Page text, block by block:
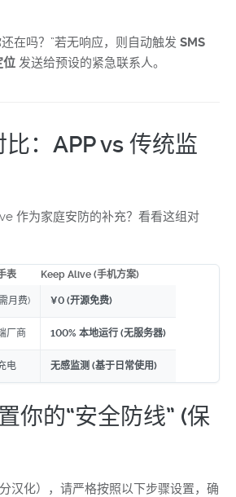
在吗？”若无响应，则自动触发 SMS
位 发送给预设的紧急联系人。
：APP vs 传统监
作为家庭安防的补充？看看这组对
表 Keep Alive (手机方案)
月费) ¥0 (开源免费)
厂商 100% 本地运行 (无服务器)
电 无感监测 (基于日常使用)
你的“安全防线” (保
汉化），请严格按照以下步骤设置，确